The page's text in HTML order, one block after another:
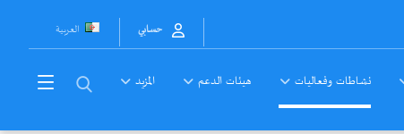
العربية حسابي
نشاطات وفعاليات هيئات الدعم المزيد